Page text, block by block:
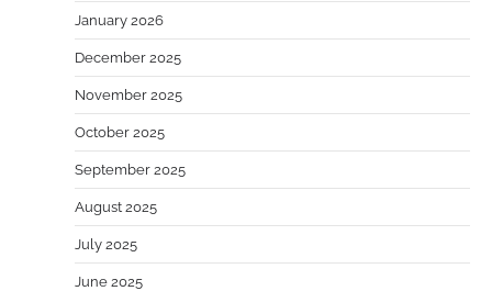
January 2026
December 2025
November 2025
October 2025
September 2025
August 2025
July 2025
June 2025